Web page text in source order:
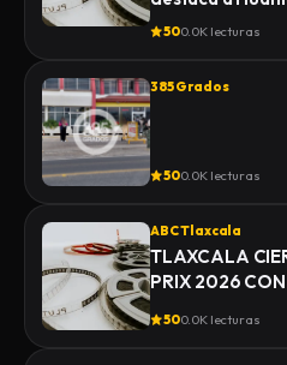
de su feria 2026
500.0K lecturas
385 Grados
500.0K lecturas
ABC Tlaxcala
TLAXCALA
PRIX 2026
500.0K lecturas